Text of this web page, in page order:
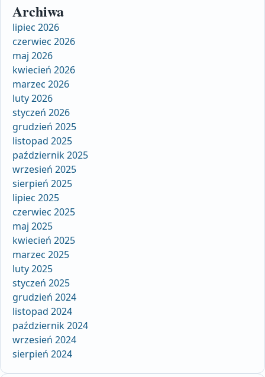
Archiwa
lipiec 2026
czerwiec 2026
maj 2026
kwiecień 2026
marzec 2026
luty 2026
styczeń 2026
grudzień 2025
listopad 2025
październik 2025
wrzesień 2025
sierpień 2025
lipiec 2025
czerwiec 2025
maj 2025
kwiecień 2025
marzec 2025
luty 2025
styczeń 2025
grudzień 2024
listopad 2024
październik 2024
wrzesień 2024
sierpień 2024